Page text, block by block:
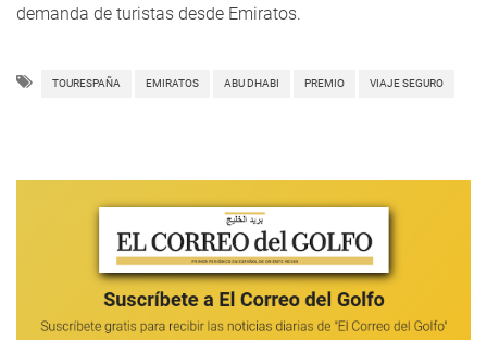
demanda de turistas desde Emiratos.
TOURESPAÑA EMIRATOS ABU DHABI PREMIO VIAJE SEGURO